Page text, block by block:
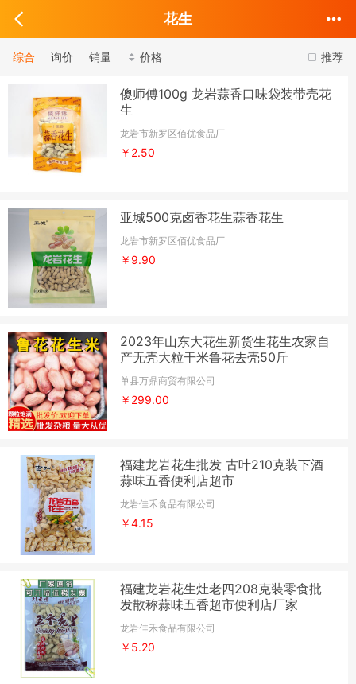
花生
推荐
综合 询价 销量 价格
傻师傅100g 龙岩蒜香口味袋装带壳花
生
龙岩市新罗区佰优食品厂
￥2.50
亚城500克卤香花生蒜香花生
龙岩市新罗区佰优食品厂
￥9.90
2023年山东大花生新货生花生农家自
产无壳大粒干米鲁花去壳50斤
单县万鼎商贸有限公司
￥299.00
福建龙岩花生批发 古叶210克装下酒
蒜味五香便利店超市
龙岩佳禾食品有限公司
￥4.15
福建龙岩花生灶老四208克装零食批
发散称蒜味五香超市便利店厂家
龙岩佳禾食品有限公司
￥5.20